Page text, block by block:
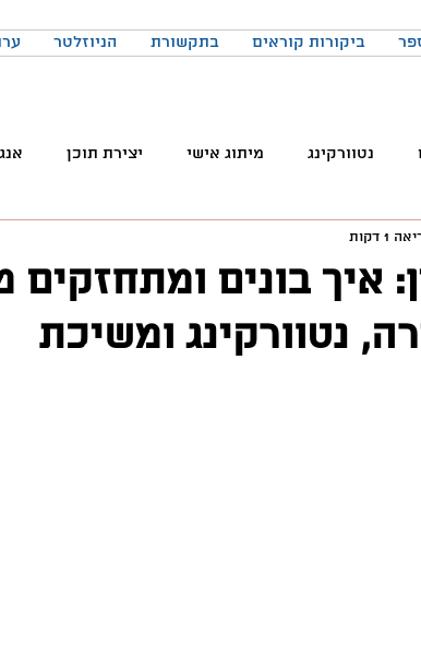
הניוזלטר בתקשורת ביקורות קוראים
נטוורקינג מיתוג אישי יצירת תוכן
טלגרם
כתיבה הרגלים התמדה כנסים
איך בונים ומתחזקים
נטוורקינג ומשיכת
דקות